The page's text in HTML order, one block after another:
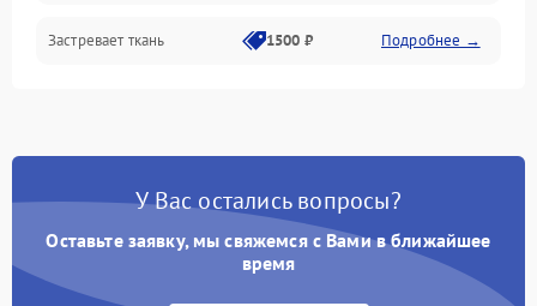
Застревает ткань 1500 ₽ Подробнее →
Не работают кнопки
У Вас остались вопросы?
Оставьте заявку, мы свяжемся с Вами в ближайшее
время